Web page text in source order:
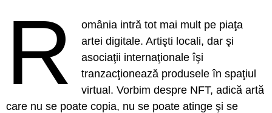
R
omânia intră tot mai mult pe piaţa
artei digitale. Artişti locali, dar şi
asociaţii internaţionale îşi
tranzacţionează produsele în spaţiul
virtual. Vorbim despre NFT, adică artă
care nu se poate copia, nu se poate atinge şi se